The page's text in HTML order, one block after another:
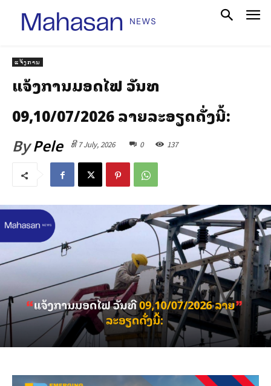
ແຈ້ງການ
ແຈ້ງການມອດໄຟ ວັນທີ
09,10/07/2026 ລາຍລະອຽດດັ່ງນີ້:
ByPele ທີ 7 July, 2026 0 137